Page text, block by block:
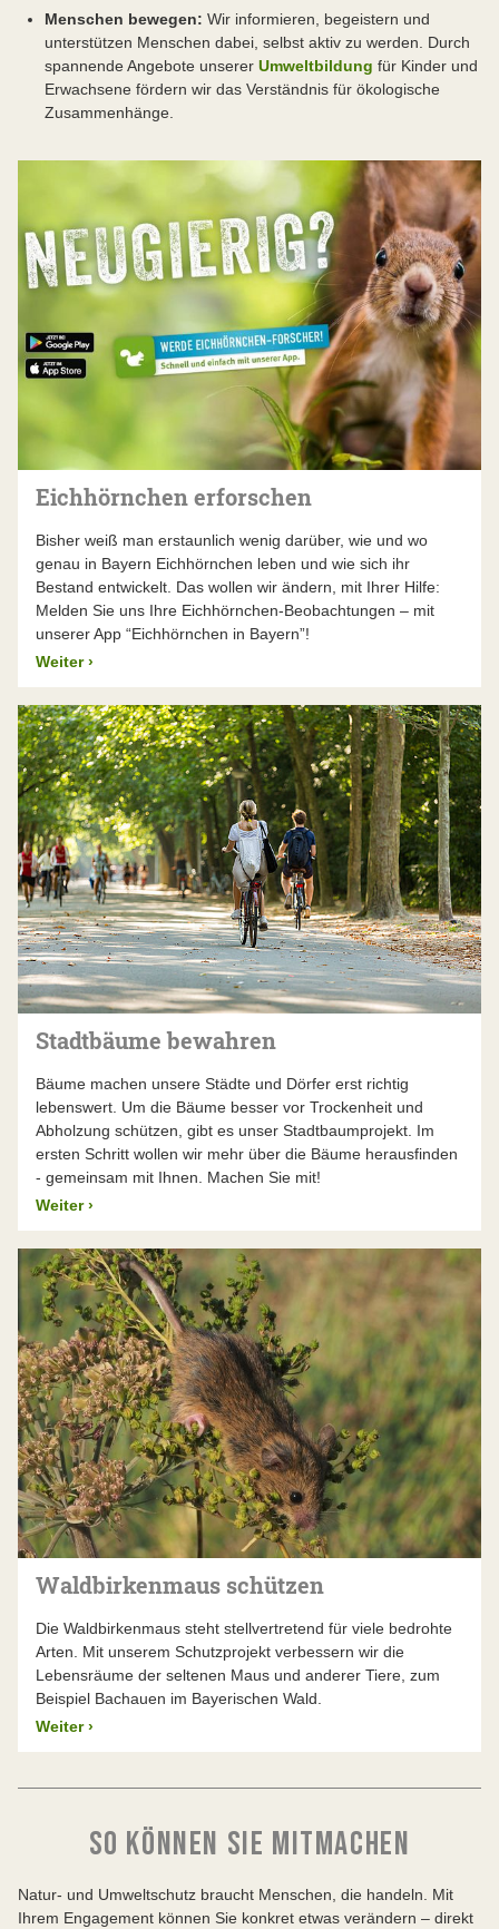
Menschen bewegen: Wir informieren, begeistern und
unterstützen Menschen dabei, selbst aktiv zu werden. Durch
spannende Angebote unserer Umweltbildung für Kinder und
Erwachsene fördern wir das Verständnis für ökologische
Zusammenhänge.
Eichhörnchen erforschen
Bisher weiß man erstaunlich wenig darüber, wie und wo
genau in Bayern Eichhörnchen leben und wie sich ihr
Bestand entwickelt. Das wollen wir ändern, mit Ihrer Hilfe:
Melden Sie uns Ihre Eichhörnchen-Beobachtungen – mit
unserer App “Eichhörnchen in Bayern”!
Weiter ›
Stadtbäume bewahren
Bäume machen unsere Städte und Dörfer erst richtig
lebenswert. Um die Bäume besser vor Trockenheit und
Abholzung schützen, gibt es unser Stadtbaumprojekt. Im
ersten Schritt wollen wir mehr über die Bäume herausfinden
- gemeinsam mit Ihnen. Machen Sie mit!
Weiter ›
Waldbirkenmaus schützen
Die Waldbirkenmaus steht stellvertretend für viele bedrohte
Arten. Mit unserem Schutzprojekt verbessern wir die
Lebensräume der seltenen Maus und anderer Tiere, zum
Beispiel Bachauen im Bayerischen Wald.
Weiter ›
SO KÖNNEN SIE MITMACHEN
Natur- und Umweltschutz braucht Menschen, die handeln. Mit
Ihrem Engagement können Sie konkret etwas verändern – direkt